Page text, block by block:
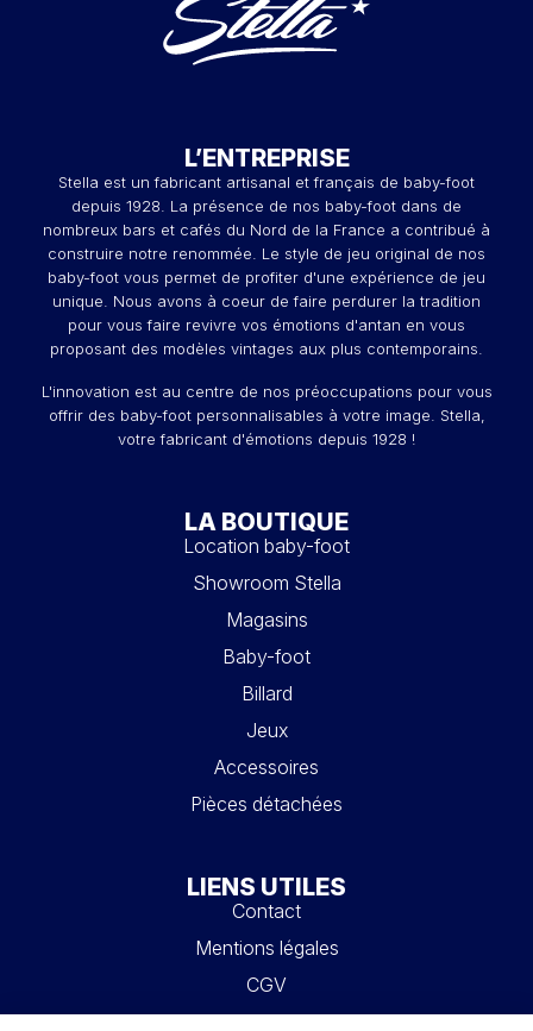
L’ENTREPRISE
Stella est un fabricant artisanal et français de baby-foot
depuis 1928. La présence de nos baby-foot dans de
nombreux bars et cafés du Nord de la France a contribué à
construire notre renommée. Le style de jeu original de nos
baby-foot vous permet de profiter d'une expérience de jeu
unique. Nous avons à coeur de faire perdurer la tradition
pour vous faire revivre vos émotions d'antan en vous
proposant des modèles vintages aux plus contemporains.
L'innovation est au centre de nos préoccupations pour vous
offrir des baby-foot personnalisables à votre image. Stella,
votre fabricant d'émotions depuis 1928 !
LA BOUTIQUE
Location baby-foot
Showroom Stella
Magasins
Baby-foot
Billard
Jeux
Accessoires
Pièces détachées
LIENS UTILES
Contact
Mentions légales
CGV
Mon compte